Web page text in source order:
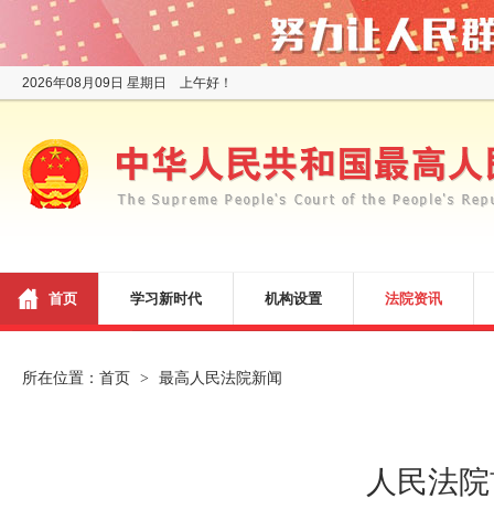
2026年08月09日 星期日 上午好！
首页 学习新时代 机构设置 法院资讯
所在位置： 首页 > 最高人民法院新闻
人民法